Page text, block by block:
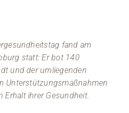
fand am
statt: Er bot 140
und der umliegenden
Unterstützungsmaßnahmen
ihrer Gesundheit.